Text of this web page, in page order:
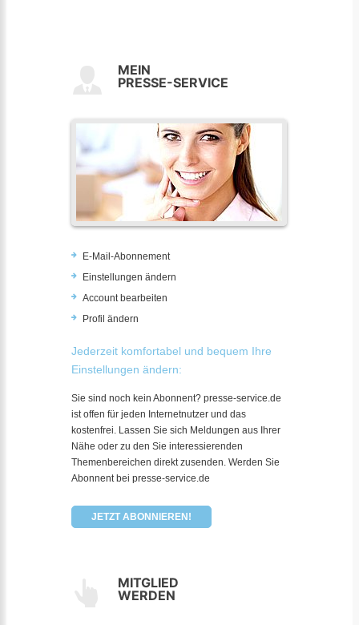
MEIN
PRESSE-SERVICE
E-Mail-Abonnement
Einstellungen ändern
Account bearbeiten
Profil ändern
Jederzeit komfortabel und bequem Ihre
Einstellungen ändern:
Sie sind noch kein Abonnent? presse-service.de
ist offen für jeden Internetnutzer und das
kostenfrei. Lassen Sie sich Meldungen aus Ihrer
Nähe oder zu den Sie interessierenden
Themenbereichen direkt zusenden. Werden Sie
Abonnent bei presse-service.de
JETZT ABONNIEREN!
MITGLIED
WERDEN